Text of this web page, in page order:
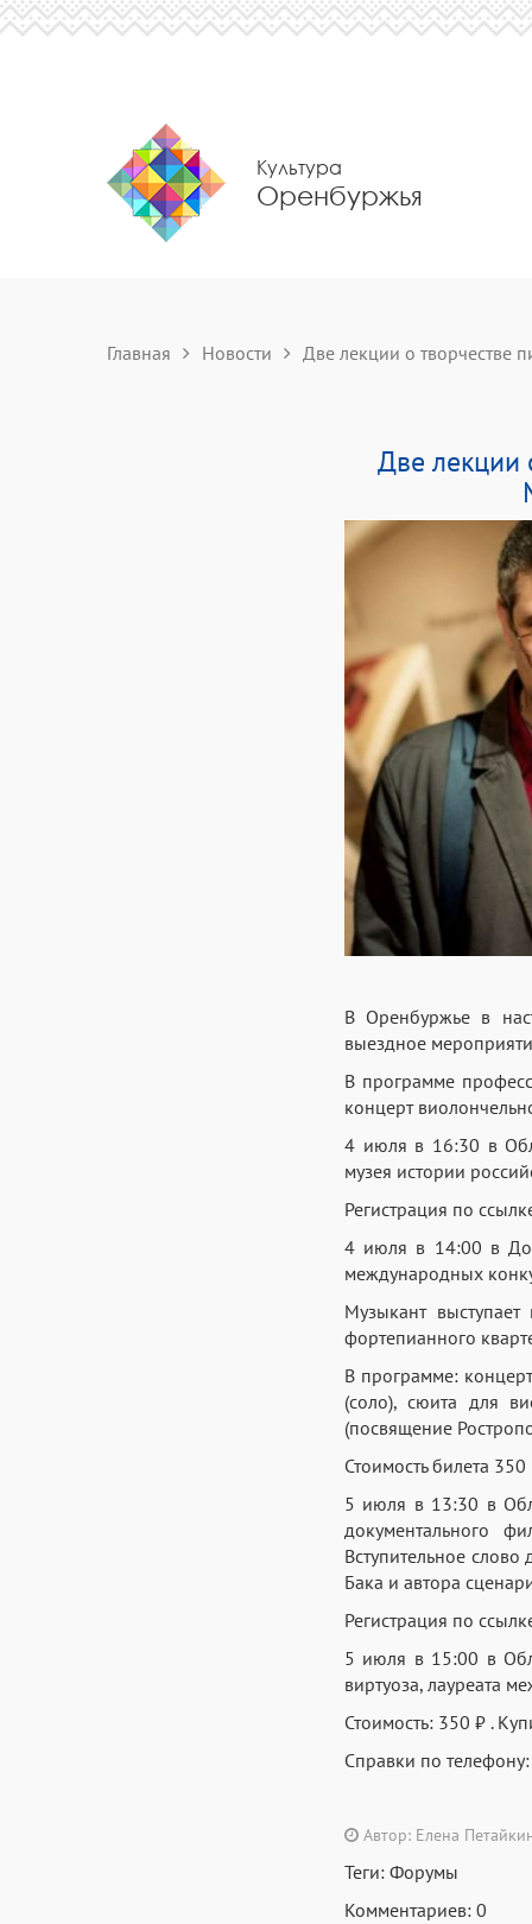
Культура
Оренбуржья
Главная Новости Две лекции о творчестве
Две лекции
В Оренбуржье в
выездное
В программе
концерт
4 июля в 16:30 в
музея истории
Регистрация по
4 июля в 14:00 в
международных
Музыкант
фортепианного
В программе:
(соло), сюита для
(посвящение
Стоимость билета
5 июля в 13:30 в
документального
Вступительное
Бака и автора
Регистрация по
5 июля в 15:00 в
виртуоза, лауреата
Стоимость: 350 ₽ .
Справки по
Автор: Елена
Теги: Форумы
Комментариев: 0